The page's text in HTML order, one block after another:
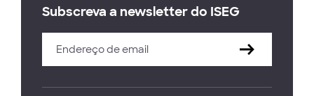
Subscreva a newsletter do ISEG